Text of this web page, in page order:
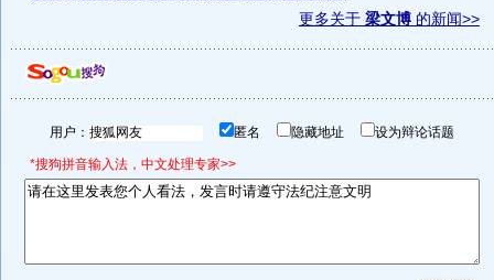
更多关于 梁文博 的新闻>>
用户： 匿名 隐藏地址 设为辩论话题
*搜狗拼音输入法，中文处理专家>>